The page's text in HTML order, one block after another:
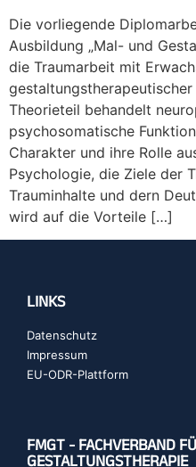
Die vorliegende
Ausbildung „Mal- und
die Traumarbeit mit
Theorieteil behandelt
psychosomatische
Charakter und ihre Rolle
Psychologie, die Ziele der
Trauminhalte und dern
wird auf die Vorteile […]
LINKS
Datenschutz
Impressum
EU-ODR-Plattform
FMGT - FACHVERBAND
GESTALTUNGSTHERAPIE